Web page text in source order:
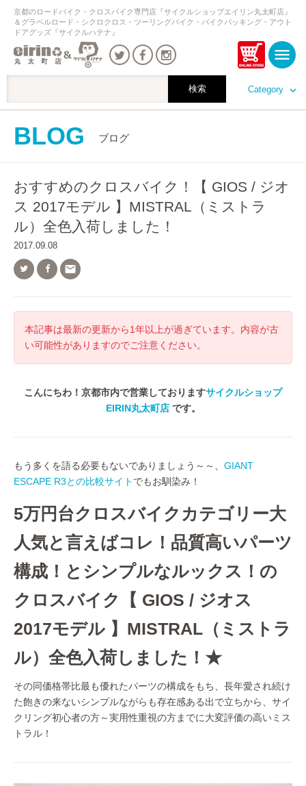
Category
京都のロードバイク・クロスバイク専門店『サイクルショップエイリン丸太町店』
＆グラベルロード・シクロクロス・ツーリングバイク・バイクパッキング・アウト
ドアグッズ『サイクルハテナ』
BLOG ブログ
おすすめのクロスバイク！【 GIOS / ジオ
ス 2017モデル 】MISTRAL（ミストラ
ル）全色入荷しました！
2017.09.08

本記事は最新の更新から1年以上が過ぎています。内容が古
い可能性がありますのでご注意ください。
こんにちわ！京都市内で営業しておりますサイクルショップ
EIRIN丸太町店です。
もう多くを語る必要もないでありましょう～～、 GIANT
ESCAPE R3との比較サイト でもお馴染み！
5万円台クロスバイクカテゴリー大
人気と言えばコレ！品質高いパーツ
構成！とシンプルなルックス！の
クロスバイク【 GIOS / ジオス
2017モデル 】MISTRAL（ミストラ
ル）全色入荷しました！★
その同価格帯比最も優れたパーツの構成をもち、長年愛され続け
た飽きの来ないシンプルながらも存在感ある出で立ちから、サイ
クリング初心者の方～実用性重視の方までに大変評価の高いミス
トラル！